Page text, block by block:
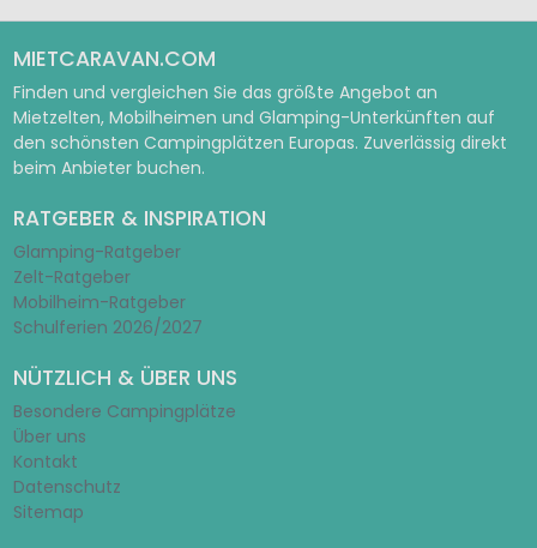
MIETCARAVAN.COM
Finden und vergleichen Sie das größte Angebot an
Mietzelten, Mobilheimen und Glamping-Unterkünften auf
den schönsten Campingplätzen Europas. Zuverlässig direkt
beim Anbieter buchen.
RATGEBER & INSPIRATION
Glamping-Ratgeber
Zelt-Ratgeber
Mobilheim-Ratgeber
Schulferien 2026/2027
NÜTZLICH & ÜBER UNS
Besondere Campingplätze
Über uns
Kontakt
Datenschutz
Sitemap